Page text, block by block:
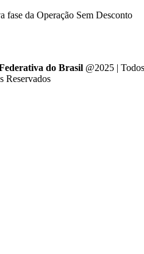
fase da Operação Sem Desconto
do Brasil @2025 | Todos
Reservados